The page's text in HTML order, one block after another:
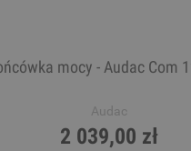
mocy - Audac Com
Audac
2 039,00 zł